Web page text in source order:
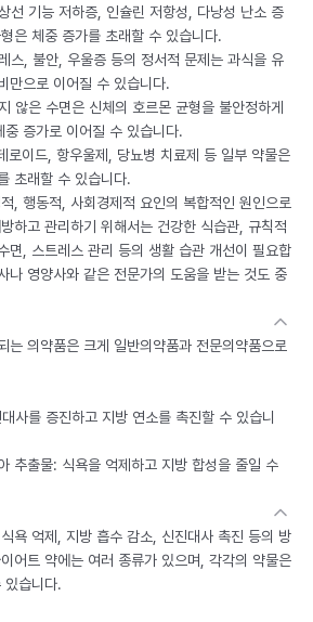
선 기능 저하증, 인슐린 저항성, 다낭성 난소 증
은 체중 증가를 초래할 수 있습니다.
스, 불안, 우울증 등의 정서적 문제는 과식을 유
만으로 이어질 수 있습니다.
않은 수면은 신체의 호르몬 균형을 불안정하게
증가로 이어질 수 있습니다.
로이드, 항우울제, 당뇨병 치료제 등 일부 약물은
초래할 수 있습니다.
, 행동적, 사회경제적 요인의 복합적인 원인으로
하고 관리하기 위해서는 건강한 식습관, 규칙적
면, 스트레스 관리 등의 생활 습관 개선이 필요합
나 영양사와 같은 전문가의 도움을 받는 것도 중
는 의약품은 크게 일반의약품과 전문의약품으로
사를 증진하고 지방 연소를 촉진할 수 있습니
추출물: 식욕을 억제하고 지방 합성을 줄일 수
욕 억제, 지방 흡수 감소, 신진대사 촉진 등의 방
어트 약에는 여러 종류가 있으며, 각각의 약물은
있습니다.